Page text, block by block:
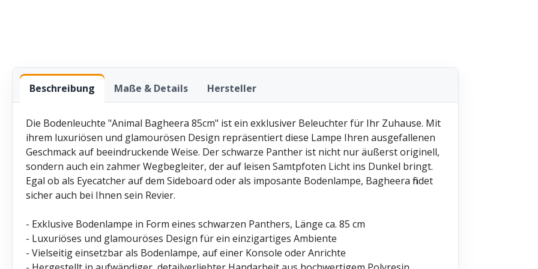
Beschreibung Maße & Details Hersteller
Die Bodenleuchte "Animal Bagheera 85cm" ist ein exklusiver Beleuchter für Ihr Zuhause. Mit
ihrem luxuriösen und glamourösen Design repräsentiert diese Lampe Ihren ausgefallenen
Geschmack auf beeindruckende Weise. Der schwarze Panther ist nicht nur äußerst originell,
sondern auch ein zahmer Wegbegleiter, der auf leisen Samtpfoten Licht ins Dunkel bringt.
Egal ob als Eyecatcher auf dem Sideboard oder als imposante Bodenlampe, Bagheera findet
sicher auch bei Ihnen sein Revier.
- Exklusive Bodenlampe in Form eines schwarzen Panthers, Länge ca. 85 cm
- Luxuriöses und glamouröses Design für ein einzigartiges Ambiente
- Vielseitig einsetzbar als Bodenlampe, auf einer Konsole oder Anrichte